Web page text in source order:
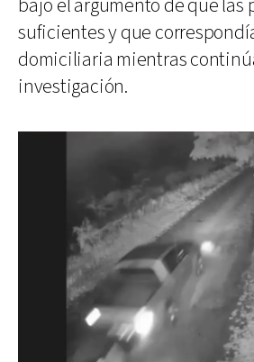
bajo el argumento de que las
suficientes y que
domiciliaria mientras
investigación.